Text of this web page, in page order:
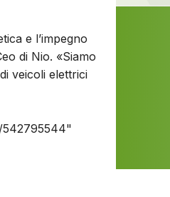
e l’impegno
di Nio. «Siamo
veicoli elettrici
542795544"